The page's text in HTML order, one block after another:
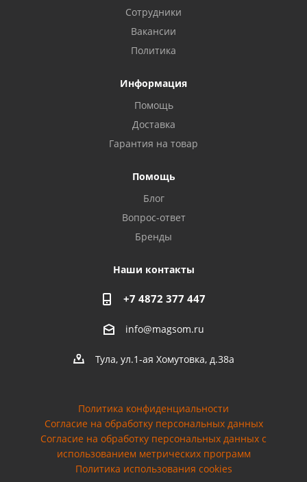
Сотрудники
Вакансии
Политика
Информация
Помощь
Доставка
Гарантия на товар
Помощь
Блог
Вопрос-ответ
Бренды
Наши контакты
+7 4872 377 447
info@magsom.ru
Тула, ул.1-ая Хомутовка, д.38а
Политика конфиденциальности
Согласие на обработку персональных данных
Cогласие на обработку персональных данных с
использованием метрических программ
Политика использования cookies